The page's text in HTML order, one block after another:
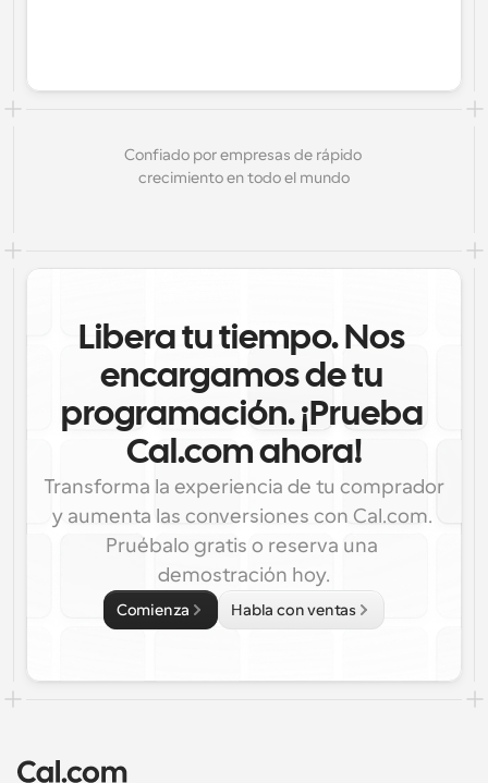
Confiado por empresas de rápido
crecimiento en todo el mundo
Libera tu tiempo. Nos
encargamos de tu
programación. ¡Prueba
Cal.com ahora!
Transforma la experiencia de tu comprador
y aumenta las conversiones con Cal.com.
Pruébalo gratis o reserva una
demostración hoy.
Comienza Habla con ventas